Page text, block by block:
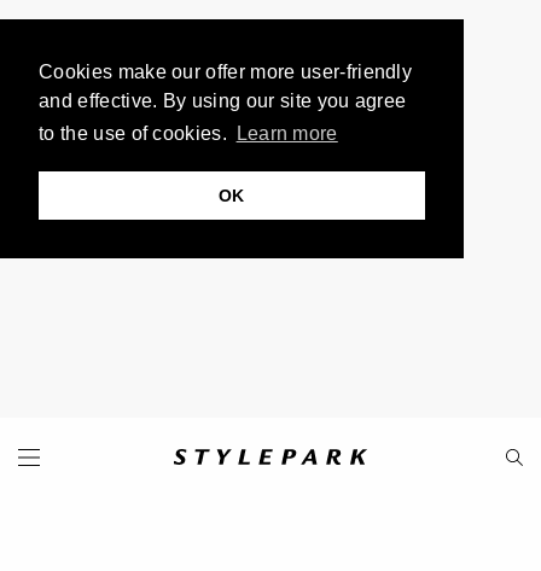
Cookies make our offer more user-friendly
and effective. By using our site you agree
to the use of cookies.
Learn more
OK